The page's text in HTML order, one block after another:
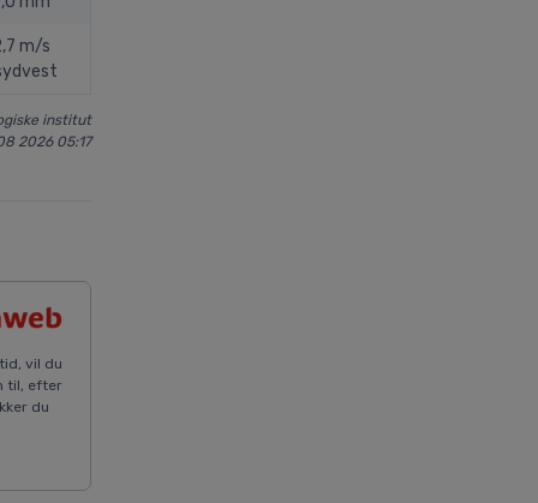
m/s
institut
2026 05:17
vil du
til, efter
du